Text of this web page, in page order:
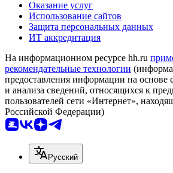
Оказание услуг
Использование сайтов
Защита персональных данных
ИТ аккредитация
На информационном ресурсе hh.ru
рекомендательные технологии
предоставления информации на основе
и анализа сведений, относящихся к
пользователей сети «Интернет»,
Российской Федерации)
Русский